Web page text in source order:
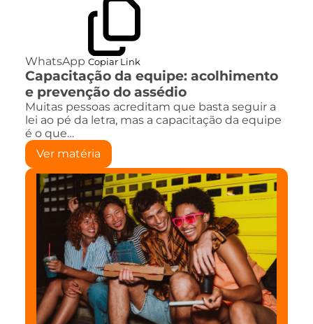
WhatsApp Copiar Link
Capacitação da equipe: acolhimento
e prevenção do assédio
Muitas pessoas acreditam que basta seguir a
lei ao pé da letra, mas a capacitação da equipe
é o que…
Ver matéria